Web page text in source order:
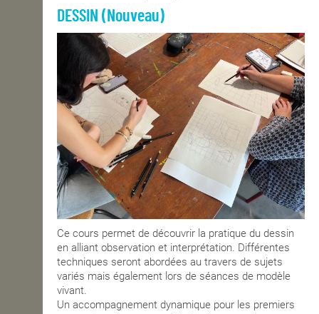
DESSIN (Nouveau)
Ce cours permet de découvrir la pratique du dessin
en alliant observation et interprétation. Différentes
techniques seront abordées au travers de sujets
variés mais également lors de séances de modèle
vivant.
Un accompagnement dynamique pour les premiers